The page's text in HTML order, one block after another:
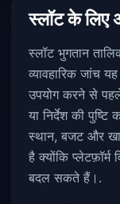
स्लॉट के लिए
स्लॉट भुगतान
व्यावहारिक जांच
उपयोग करने से
या निर्देश की
स्थान, बजट और
है क्योंकि
बदल सकते हैं।.